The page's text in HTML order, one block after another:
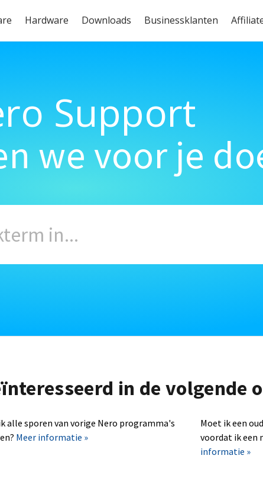
Hardware Downloads Businessklanten
Support
we voor je
in de volgende
alle sporen van vorige Nero programma's
Meer informatie »
Moet ik een
voordat ik een
informatie »